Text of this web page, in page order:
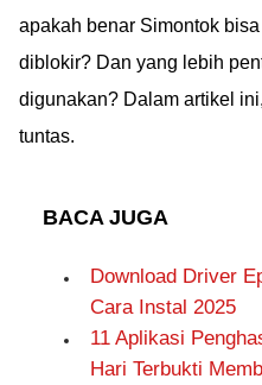
apakah benar Simontok
diblokir? Dan yang lebih
digunakan? Dalam artikel
tuntas.
BACA JUGA
Download Driver
Cara Instal 2025
11 Aplikasi
Hari Terbukti